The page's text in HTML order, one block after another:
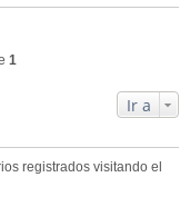
1
Ir a
registrados visitando el